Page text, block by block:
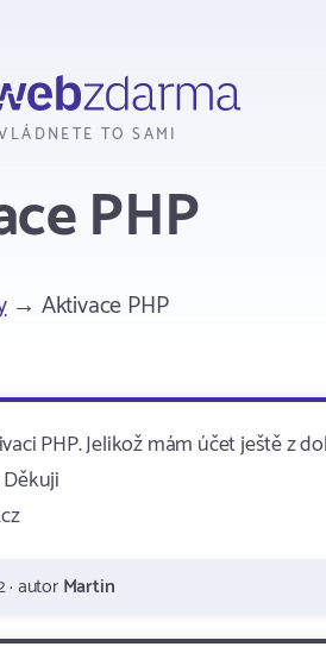
TO SAMI
PHP
→ Aktivace PHP
PHP. Jelikož mám účet ještě z
· autorMartin